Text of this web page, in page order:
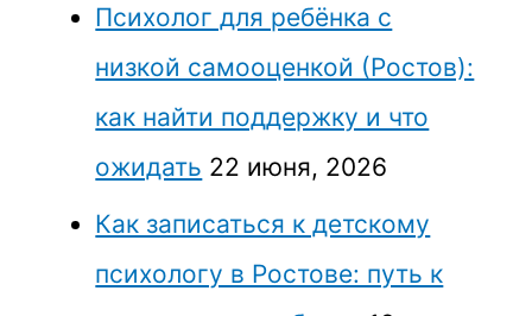
Психолог для ребёнка с
низкой самооценкой (Ростов):
как найти поддержку и что
ожидать 22 июня, 2026
Как записаться к детскому
психологу в Ростове: путь к